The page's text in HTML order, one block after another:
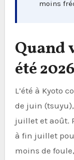
moins
Quand
été 2026
L’été à Kyoto
de juin
juillet et août.
à fin juillet
moins de foule,